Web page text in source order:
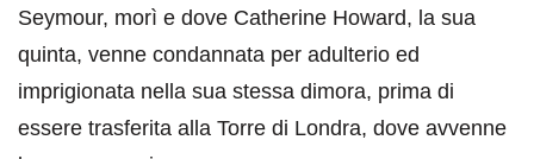
Seymour, morì e dove Catherine Howard, la sua
quinta, venne condannata per adulterio ed
imprigionata nella sua stessa dimora, prima di
essere trasferita alla Torre di Londra, dove avvenne